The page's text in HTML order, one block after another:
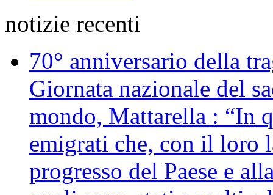
notizie recenti
70° anniversario della
Giornata nazionale del
mondo, Mattarella : “In
emigrati che, con il loro
progresso del Paese e